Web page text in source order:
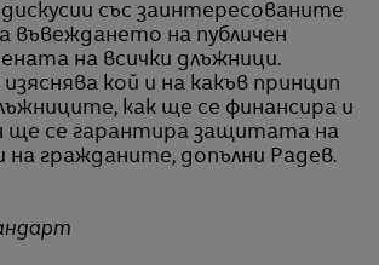
със заинтересованите
въвеждането на публичен
на всички длъжници.
изяснява кой и на какъв принцип
как ще се финансира и
ще се гарантира защитата на
на гражданите, допълни Радев.